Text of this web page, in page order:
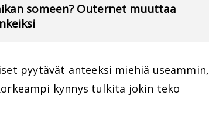
someen? Outernet muuttaa
pyytävät anteeksi miehiä useammin,
kynnys tulkita jokin teko